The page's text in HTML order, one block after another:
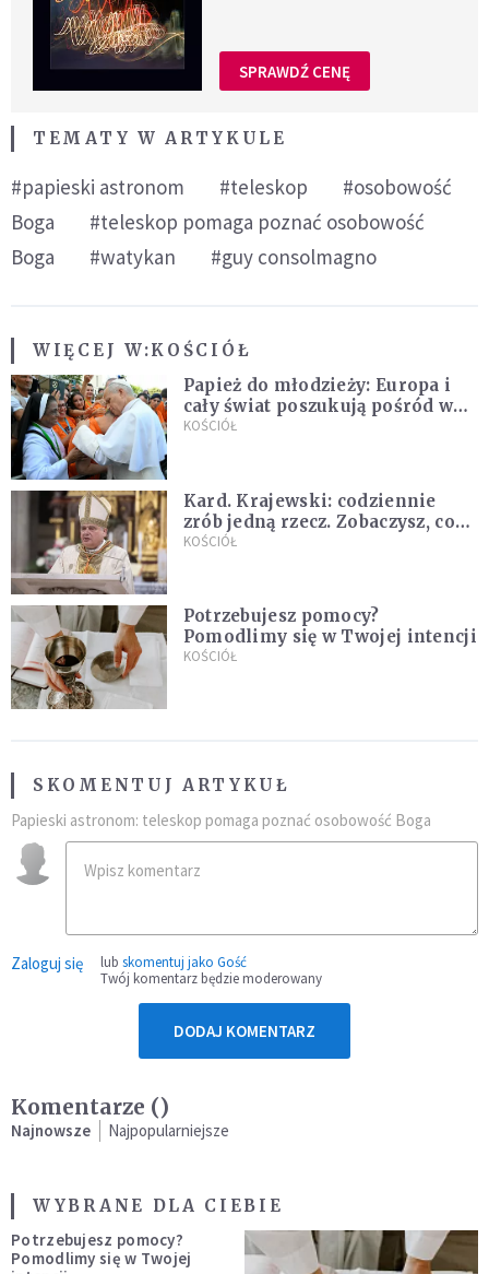
SPRAWDŹ CENĘ
TEMATY W ARTYKULE
#papieski astronom #teleskop
#osobowość
Boga
#teleskop pomaga poznać osobowość
Boga
#watykan #guy consolmagno
WIĘCEJ W:KOŚCIÓŁ
Papież do młodzieży: Europa i
cały świat poszukują pośród was
nowych świętych
KOŚCIÓŁ
Kard. Krajewski: codziennie
zrób jedną rzecz. Zobaczysz, co
stanie się z twoim życiem
KOŚCIÓŁ
Potrzebujesz pomocy?
Pomodlimy się w Twojej intencji
KOŚCIÓŁ
SKOMENTUJ ARTYKUŁ
Papieski astronom: teleskop pomaga poznać osobowość Boga
Zaloguj się lub skomentuj jako Gość
Twój komentarz będzie moderowany
DODAJ KOMENTARZ
Komentarze ()
Najnowsze Najpopularniejsze
WYBRANE DLA CIEBIE
Potrzebujesz pomocy?
Pomodlimy się w Twojej